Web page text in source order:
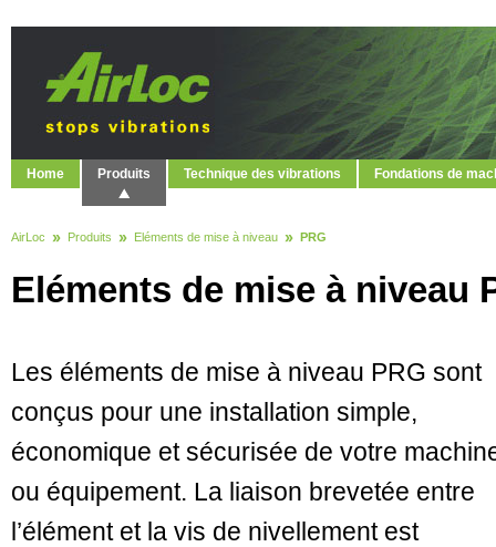
Home Produits Technique des vibrations Fondations de
AirLoc Produits Eléments de mise à niveau PRG
Eléments de mise à niveau
Les éléments de mise à niveau PRG sont
conçus pour une installation simple,
économique et sécurisée de votre
ou équipement. La liaison brevetée entre
l’élément et la vis de nivellement est